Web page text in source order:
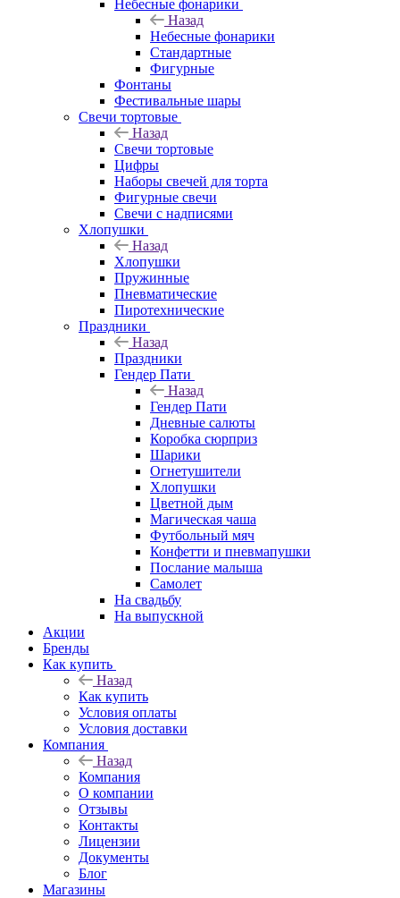
Небесные фонарики
Назад
Небесные фонарики
Стандартные
Фигурные
Фонтаны
Фестивальные шары
Свечи тортовые
Назад
Свечи тортовые
Цифры
Наборы свечей для торта
Фигурные свечи
Свечи с надписями
Хлопушки
Назад
Хлопушки
Пружинные
Пневматические
Пиротехнические
Праздники
Назад
Праздники
Гендер Пати
Назад
Гендер Пати
Дневные салюты
Коробка сюрприз
Шарики
Огнетушители
Хлопушки
Цветной дым
Магическая чаша
Футбольный мяч
Конфетти и пневмапушки
Послание малыша
Самолет
На свадьбу
На выпускной
Акции
Бренды
Как купить
Назад
Как купить
Условия оплаты
Условия доставки
Компания
Назад
Компания
О компании
Отзывы
Контакты
Лицензии
Документы
Блог
Магазины